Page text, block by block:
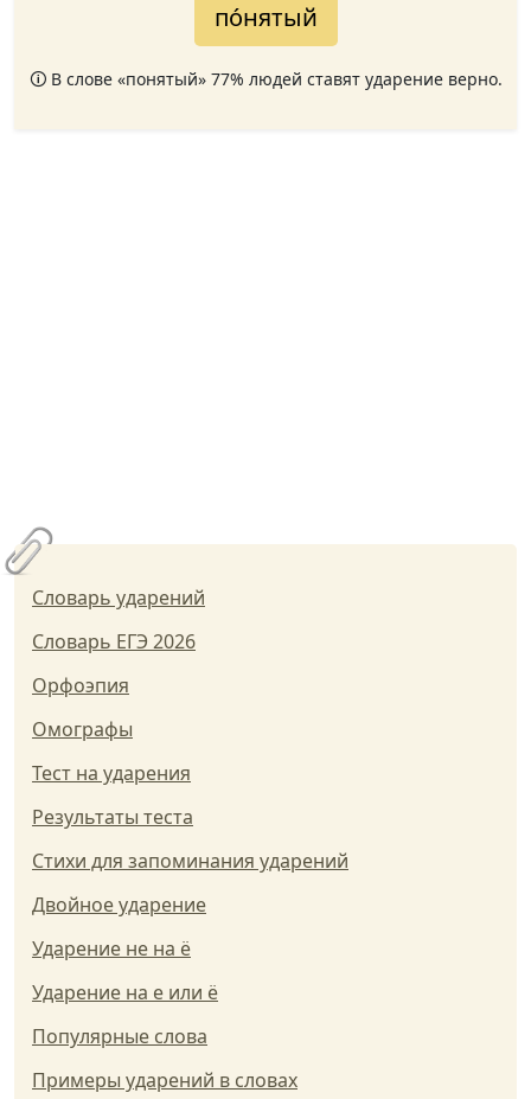
по́нятый
🛈 В слове «понятый» 77% людей ставят ударение верно.
Словарь ударений
Словарь ЕГЭ 2026
Орфоэпия
Омографы
Тест на ударения
Результаты теста
Стихи для запоминания ударений
Двойное ударение
Ударение не на ё
Ударение на е или ё
Популярные слова
Примеры ударений в словах